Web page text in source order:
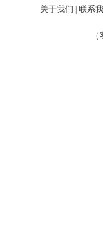
关于我们 联系